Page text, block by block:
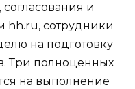
и
hh.ru, сотрудники
на подготовку
Три полноценных
на выполнение